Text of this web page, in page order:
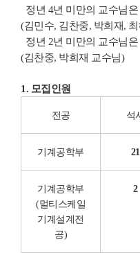
정년 4년 미만의 교수님
(김민수, 김찬중, 박희재,
정년 2년 미만의 교수님
(김찬중, 박희재 교수님)
1. 모집인원
전공 석
기계공학부 21
기계공학부
(멀티스케일
기계설계전
공)
2